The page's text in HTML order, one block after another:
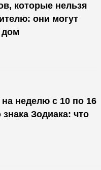
которые нельзя
они могут
дом
неделю с 10 по 16
Зодиака: что